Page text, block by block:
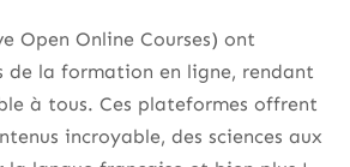
Open Online Courses) ont
de la formation en ligne, rendant
à tous. Ces plateformes offrent
incroyable, des sciences aux